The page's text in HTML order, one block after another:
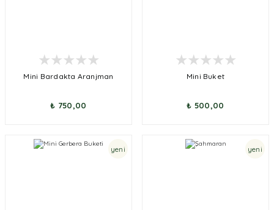
Mini Bardakta Aranjman
₺ 750,00
Mini Buket
₺ 500,00
yeni yeni